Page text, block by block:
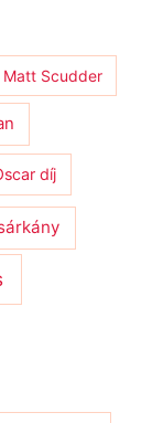
Matt Scudder
díj